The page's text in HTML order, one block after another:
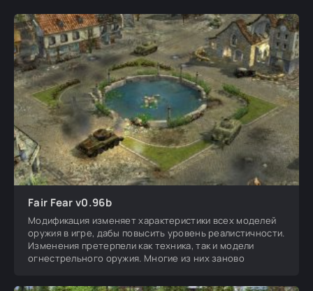
Fair Fear v0.96b
Модификация изменяет характеристики всех моделей
оружия в игре, дабы повысить уровень реалистичности.
Изменения претерпели как техника, так и модели
огнестрельного оружия. Многие из них заново